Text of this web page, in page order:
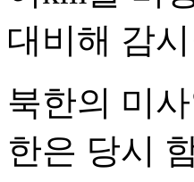
대비해 감
북한의 미
한은 당시